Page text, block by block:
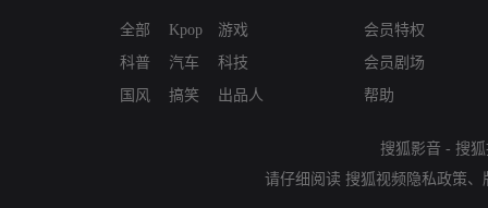
全部
科普
国风
Kpop
汽车
搞笑
游戏
科技
出品人
会员特权
会员剧场
帮助
搜狐影音 - 搜
请仔细阅读 搜狐视频隐私政策、